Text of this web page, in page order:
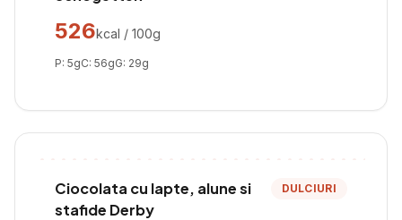
526kcal / 100g
P: 5gC: 56gG: 29g
Ciocolata cu lapte, alune si
stafide Derby
DULCIURI